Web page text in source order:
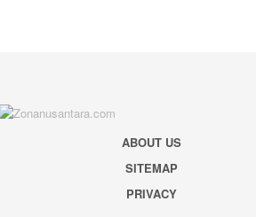
ABOUT US
SITEMAP
PRIVACY